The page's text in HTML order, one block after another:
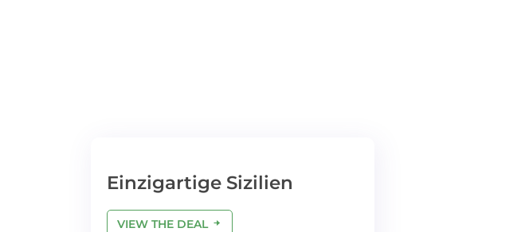
Einzigartige Sizilien
VIEW THE DEAL